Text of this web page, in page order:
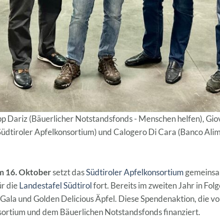
Dariz (Bäuerlicher Notstandsfonds - Menschen helfen),
Apfelkonsortium) und Calogero Di Cara (Banco
16. Oktobersetzt dasSüdtiroler Apfelkonsortium
dieLandestafel Südtirolfort. Bereits im zweiten Jahr in
und Golden Delicious Äpfel. Diese Spendenaktion, die
und dem Bäuerlichen Notstandsfonds finanziert.